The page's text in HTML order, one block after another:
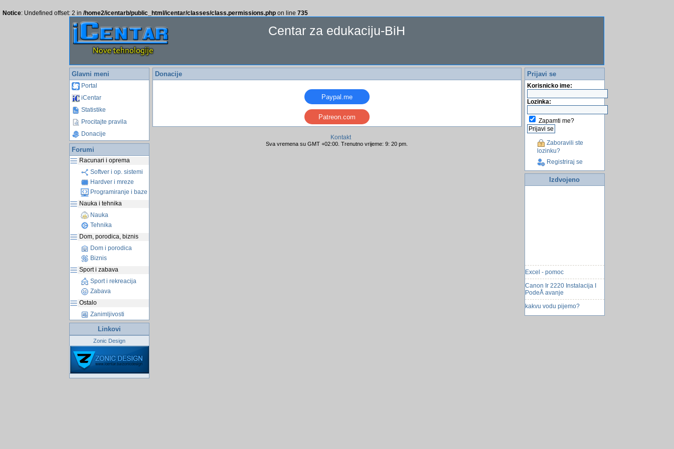
Notice: Undefined offset: 2 in /home2/icentarb/public_html/icentar/classes/class.permissions.php on line 735
Centar za edukaciju-BiH
Glavni meni
Portal
iCentar
Statistike
Procitajte pravila
Donacije
Forumi
Racunari i oprema
Softver i op. sistemi
Hardver i mreze
Programiranje i baze
Nauka i tehnika
Nauka
Tehnika
Dom, porodica, biznis
Dom i porodica
Biznis
Sport i zabava
Sport i rekreacija
Zabava
Ostalo
Zanimljivosti
Linkovi
Zonic Design
Donacije
Paypal.me
Patreon.com
Kontakt
Sva vremena su GMT +02:00. Trenutno vrijeme: 9: 20 pm.
Prijavi se
Korisnicko ime:
Lozinka:
Zapamti me?
Zaboravili ste
lozinku?
Registriraj se
Izdvojeno
Excel - pomoc
Canon Ir 2220 Instalacija I
PodeÅ avanje
kakvu vodu pijemo?
cPanel ili xPanel ????